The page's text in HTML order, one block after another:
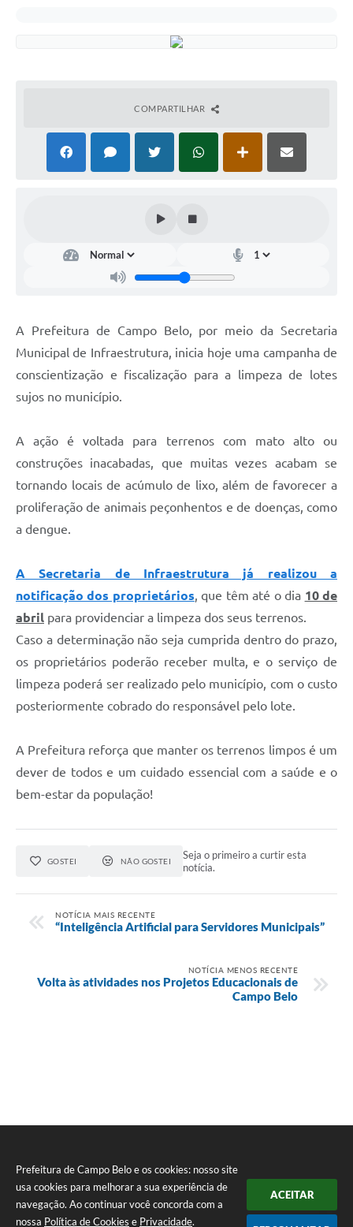
Prefeitura de Campo Belo e os cookies: nosso site
usa cookies para melhorar a sua experiência de
navegação. Ao continuar você concorda com a
nossa Política de Cookies e Privacidade.
ACEITAR
COMPARTILHAR
A Prefeitura de Campo Belo, por meio da Secretaria
Municipal de Infraestrutura, inicia hoje uma campanha de
conscientização e fiscalização para a limpeza de lotes
sujos no município.
A ação é voltada para terrenos com mato alto ou
construções inacabadas, que muitas vezes acabam se
tornando locais de acúmulo de lixo, além de favorecer a
proliferação de animais peçonhentos e de doenças, como
a dengue.
A Secretaria de Infraestrutura já realizou a
notificação dos proprietários, que têm até o dia 10 de
abril para providenciar a limpeza dos seus terrenos.
Caso a determinação não seja cumprida dentro do prazo,
os proprietários poderão receber multa, e o serviço de
limpeza poderá ser realizado pelo município, com o custo
posteriormente cobrado do responsável pelo lote.
A Prefeitura reforça que manter os terrenos limpos é um
dever de todos e um cuidado essencial com a saúde e o
bem-estar da população!
GOSTEI NÃO GOSTEI
Seja o primeiro a curtir esta
notícia.
NOTÍCIA MAIS RECENTE
“Inteligência Artificial para Servidores Municipais”
NOTÍCIA MENOS RECENTE
Volta às atividades nos Projetos Educacionais de
Campo Belo